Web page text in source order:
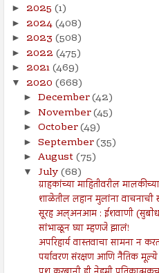
► 2025 (1)
► 2024(408)
► 2023 (508)
► 2022 (475)
► 2021(469)
▼ 2020 (668)
► December(42)
► November(45)
► October(49)
► September(35)
► August(75)
▼ July(68)
ग्राहकांच्या माहितीवरील
शाळेतील लहान मुलांना
सूरह अल्अनआम : ईशवाणी
सांभाळून घ्या म्हणजे झालं!
अपरिहार्य वास्तवाचा सामना न
पर्यावरण संरक्षण आणि नैतिक